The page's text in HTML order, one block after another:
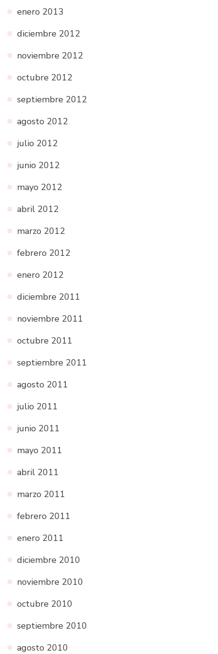
enero 2013
diciembre 2012
noviembre 2012
octubre 2012
septiembre 2012
agosto 2012
julio 2012
junio 2012
mayo 2012
abril 2012
marzo 2012
febrero 2012
enero 2012
diciembre 2011
noviembre 2011
octubre 2011
septiembre 2011
agosto 2011
julio 2011
junio 2011
mayo 2011
abril 2011
marzo 2011
febrero 2011
enero 2011
diciembre 2010
noviembre 2010
octubre 2010
septiembre 2010
agosto 2010